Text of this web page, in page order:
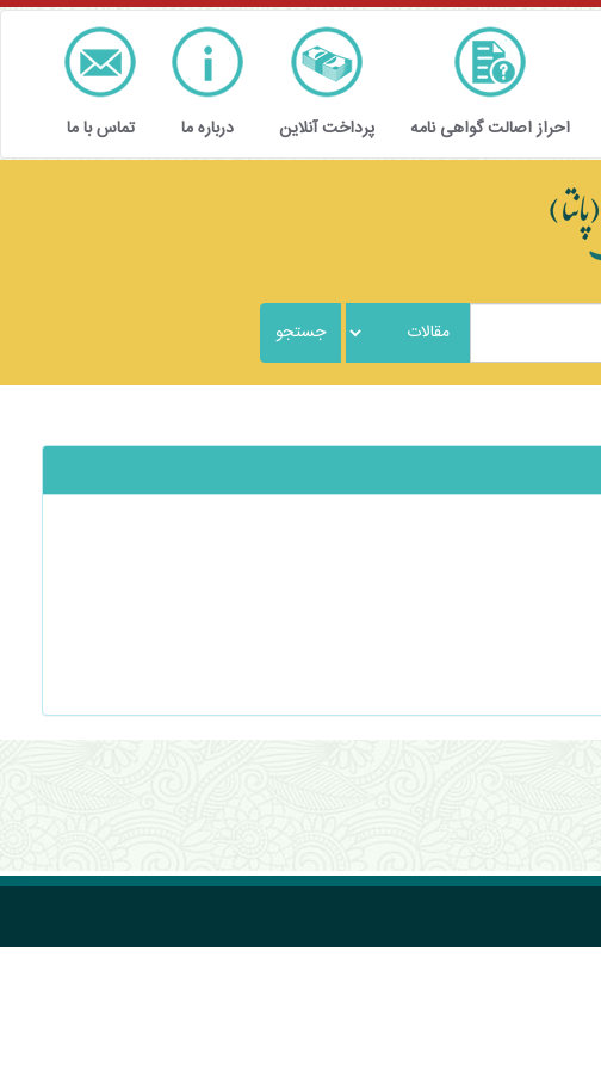
احراز اصالت گواهی نامه پرداخت آنلاین درباره ما تماس با ما